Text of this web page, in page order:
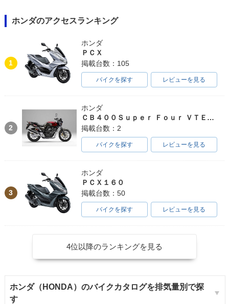
ホンダのアクセスランキング
1
ホンダ
ＰＣＸ
掲載台数：105
バイクを探す レビューを見る
2
ホンダ
ＣＢ４００Ｓｕｐｅｒ Ｆｏｕｒ ＶＴＥＣ ＳＰＥＣ３
掲載台数：2
バイクを探す レビューを見る
3
ホンダ
ＰＣＸ１６０
掲載台数：50
バイクを探す レビューを見る
4位以降のランキングを見る
ホンダ（HONDA）のバイクカタログを排気量別で探
す